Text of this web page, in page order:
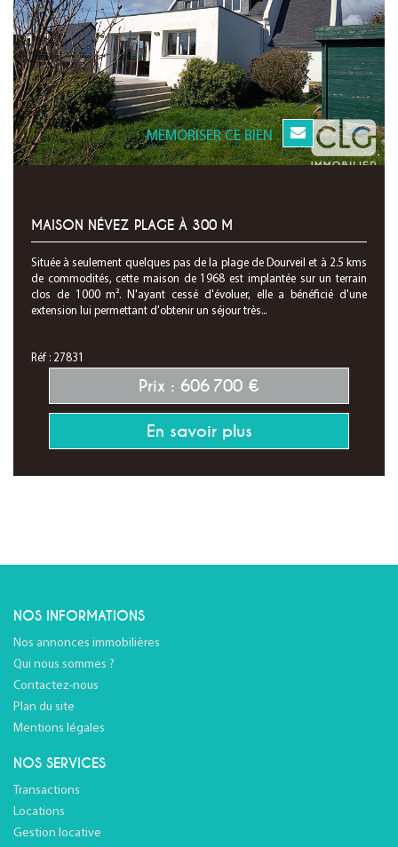
MEMORISER CE BIEN
MAISON NÉVEZ PLAGE À 300 M
Située à seulement quelques pas de la plage de Dourveil et à 2.5 kms
de commodités, cette maison de 1968 est implantée sur un terrain
clos de 1000 m². N'ayant cessé d'évoluer, elle a bénéficié d'une
extension lui permettant d'obtenir un séjour très...
Réf : 27831
Prix : 606 700 €
En savoir plus
NOS INFORMATIONS
Nos annonces immobilières
Qui nous sommes ?
Contactez-nous
Plan du site
Mentions légales
NOS SERVICES
Transactions
Locations
Gestion locative